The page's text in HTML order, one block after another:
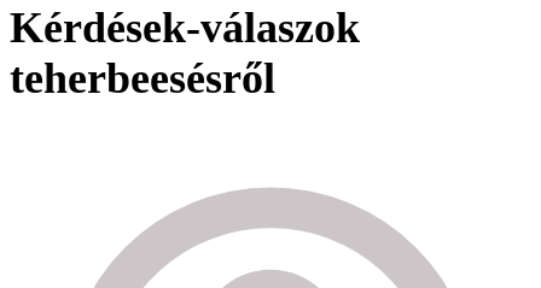
Kérdések-válaszok
teherbeesésről